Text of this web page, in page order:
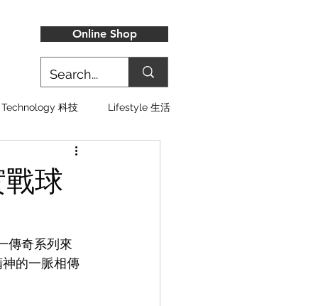
Online Shop
Technology 科技 Lifestyle 生活
球
傳奇系列來
的一脈相傳